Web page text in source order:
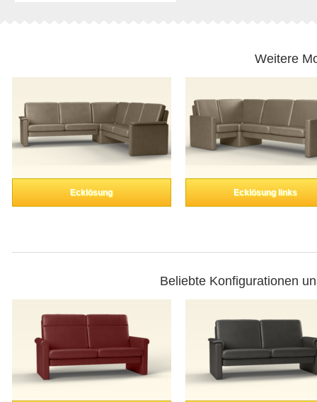
Weitere
Ecklösung Ecklösung links
Beliebte Konfigurationen